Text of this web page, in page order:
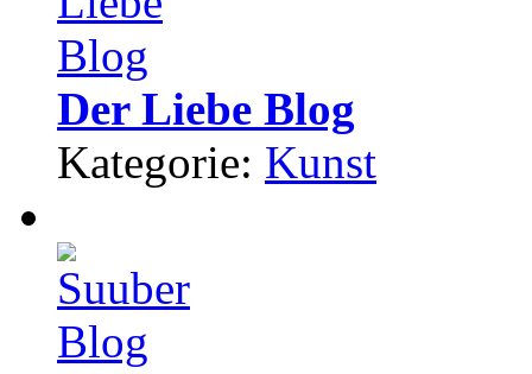
Der Liebe Blog
Kategorie: Kunst